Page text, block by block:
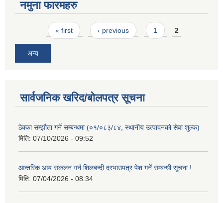
नमुना फारमहरु
Pages« first ‹ previous 1 2
अन्य
सार्वजनिक खरिद/बोलपत्र सूचना
ठेक्का सम्झौता गर्ने सम्बन्धमा (०१/०८३/८४, स्थानीय उत्पादनको सेवा शुल्क)
मिति: 07/10/2026 - 09:52
आन्तरिक आय संकलन गर्न शिलबन्दी दरभाउपत्र पेश गर्ने सम्बन्धी सूचना !
मिति: 07/04/2026 - 08:34